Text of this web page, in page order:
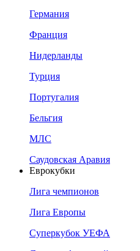
Германия
Франция
Нидерланды
Турция
Португалия
Бельгия
МЛС
Саудовская Аравия
Еврокубки
Лига чемпионов
Лига Европы
Суперкубок УЕФА